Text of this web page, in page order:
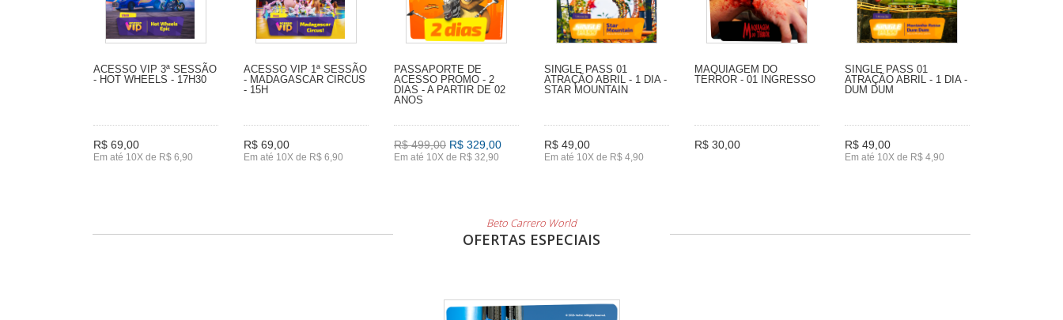
ACESSO VIP 3ª SESSÃO
- HOT WHEELS - 17H30
R$ 69,00
Em até 10X de R$ 6,90
ACESSO VIP 1ª SESSÃO
- MADAGASCAR CIRCUS
- 15H
R$ 69,00
Em até 10X de R$ 6,90
PASSAPORTE DE
ACESSO PROMO - 2
DIAS - A PARTIR DE 02
ANOS
R$ 499,00 R$ 329,00
Em até 10X de R$ 32,90
SINGLE PASS 01
ATRAÇÃO ABRIL - 1 DIA -
STAR MOUNTAIN
R$ 49,00
Em até 10X de R$ 4,90
MAQUIAGEM DO
TERROR - 01 INGRESSO
R$ 30,00
SINGLE PASS 01
ATRAÇÃO ABRIL - 1 DIA -
DUM DUM
R$ 49,00
Em até 10X de R$ 4,90
Beto Carrero World
OFERTAS ESPECIAIS